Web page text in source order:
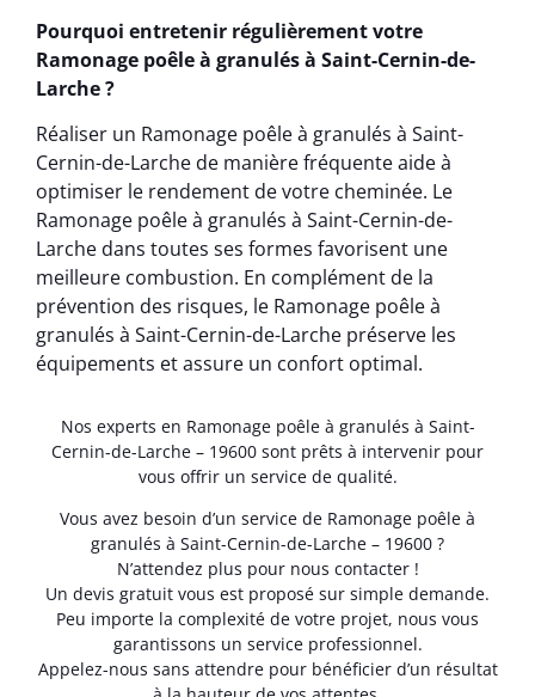
Pourquoi entretenir régulièrement votre
Ramonage poêle à granulés à Saint-Cernin-de-
Larche ?
Réaliser un Ramonage poêle à granulés à Saint-
Cernin-de-Larche de manière fréquente aide à
optimiser le rendement de votre cheminée. Le
Ramonage poêle à granulés à Saint-Cernin-de-
Larche dans toutes ses formes favorisent une
meilleure combustion. En complément de la
prévention des risques, le Ramonage poêle à
granulés à Saint-Cernin-de-Larche préserve les
équipements et assure un confort optimal.
Nos experts en Ramonage poêle à granulés à Saint-
Cernin-de-Larche – 19600 sont prêts à intervenir pour
vous offrir un service de qualité.
Vous avez besoin d’un service de Ramonage poêle à
granulés à Saint-Cernin-de-Larche – 19600 ?
N’attendez plus pour nous contacter !
Un devis gratuit vous est proposé sur simple demande.
Peu importe la complexité de votre projet, nous vous
garantissons un service professionnel.
Appelez-nous sans attendre pour bénéficier d’un résultat